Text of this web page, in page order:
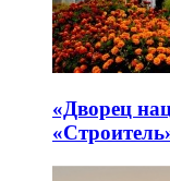
«Дворец